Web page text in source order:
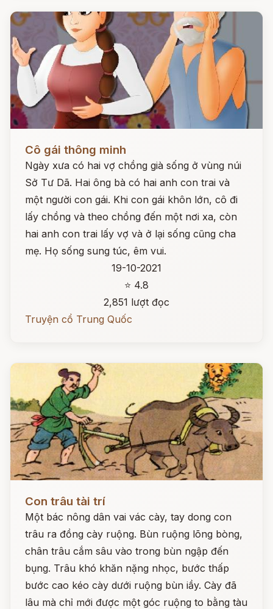
Cô gái thông minh
Ngày xưa có hai vợ chồng già sống ở vùng núi
Sở Tư Dã. Hai ông bà có hai anh con trai và
một người con gái. Khi con gái khôn lớn, cô đi
lấy chồng và theo chồng đến một nơi xa, còn
hai anh con trai lấy vợ và ở lại sống cũng cha
mẹ. Họ sống sung túc, êm vui.
19-10-2021
⭐ 4.8
2,851 lượt đọc
Truyện cổ Trung Quốc
Con trâu tài trí
Một bác nông dân vai vác cày, tay dong con
trâu ra đồng cày ruộng. Bùn ruộng lõng bòng,
chân trâu cắm sâu vào trong bùn ngập đến
bụng. Trâu khó khăn nặng nhọc, bước thấp
bước cao kéo cày dưới ruộng bùn iầy. Cày đã
lâu mà chỉ mới được một góc ruộng to bằng tàu